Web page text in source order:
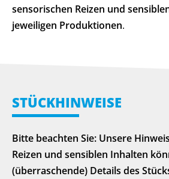
sensorischen Reizen und
jeweiligen Produktionen.
STÜCKHINWEISE
Bitte beachten Sie: Unsere
Reizen und sensiblen Inhalten
(überraschende) Details des